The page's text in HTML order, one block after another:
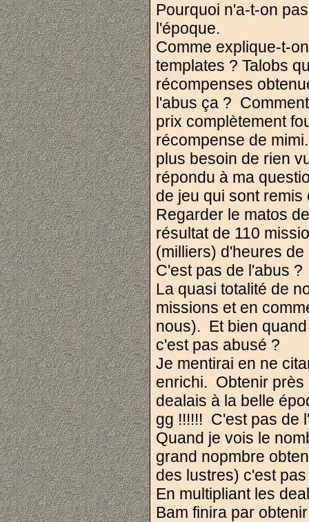
Pourquoi n'a-t-on
l'époque.
Comme explique-t-
templates ? Talobs
récompenses
l'abus ça ?
prix complètement
récompense de
plus besoin de rien
répondu à ma
de jeu qui sont
Regarder le matos
résultat de 110
(milliers) d'heures
C'est pas de l'abus
La quasi totalité de
missions et en
nous). Et bien
c'est pas abusé ?
Je mentirai en ne
enrichi. Obtenir près
dealais à la belle
gg !!!!!! C'est pas de
Quand je vois le
grand nopmbre
des lustres) c'est
En multipliant les
Bam finira par